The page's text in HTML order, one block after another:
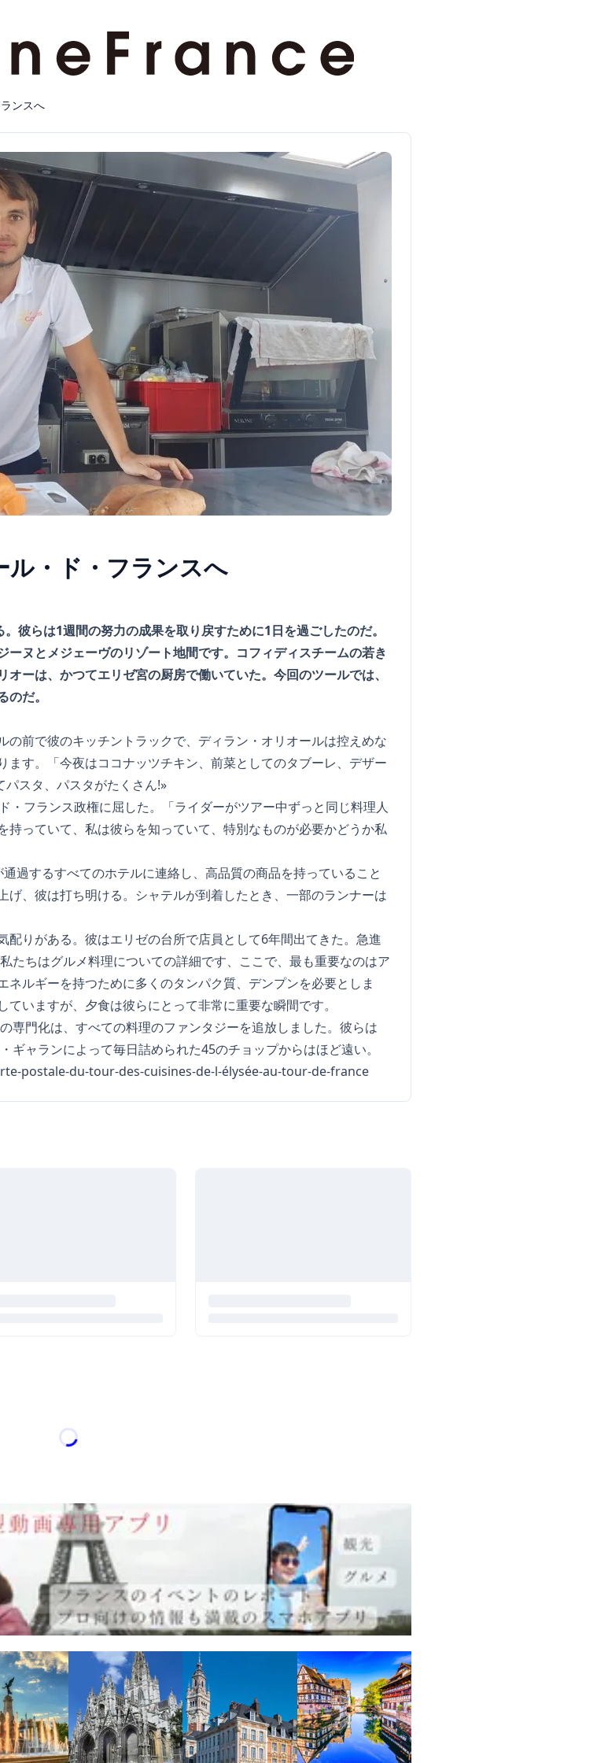
ンスへ
ル・ド・フランスへ
彼らは1週間の努力の成果を取り戻すために1日を過ごしたのだ。
ヌとメジェーヴのリゾート地間です。コフィディスチームの若き
ーは、かつてエリゼ宮の厨房で働いていた。今回のツールでは、
だ。
の前で彼のキッチントラックで、ディラン・オリオールは控えめな
ます。「今夜はココナッツチキン、前菜としてのタブーレ、デザー
パスタ、パスタがたくさん!»
・フランス政権に屈した。「ライダーがツアー中ずっと同じ料理人
持っていて、私は彼らを知っていて、特別なものが必要かどうか私
過するすべてのホテルに連絡し、高品質の商品を持っていること
げ、彼は打ち明ける。シャテルが到着したとき、一部のランナーは
配りがある。彼はエリゼの台所で店員として6年間出てきた。急進
たちはグルメ料理についての詳細です、ここで、最も重要なのはア
ルギーを持つために多くのタンパク質、デンプンを必要としま
いますが、夕食は彼らにとって非常に重要な瞬間です。
専門化は、すべての料理のファンタジーを追放しました。彼らは
ギャランによって毎日詰められた45のチョップからはほど遠い。
postale-du-tour-des-cuisines-de-l-élysée-au-tour-de-france